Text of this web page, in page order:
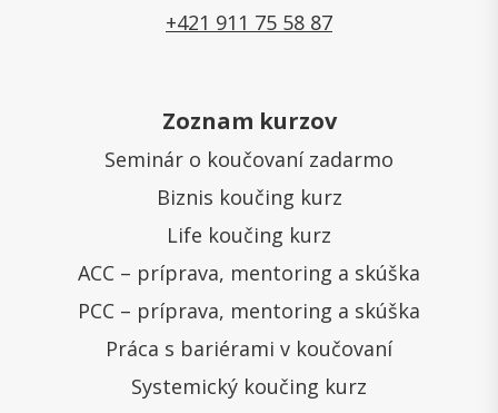
+421 911 75 58 87
Zoznam kurzov
Seminár o koučovaní zadarmo
Biznis koučing kurz
Life koučing kurz
ACC – príprava, mentoring a skúška
PCC – príprava, mentoring a skúška
Práca s bariérami v koučovaní
Systemický koučing kurz